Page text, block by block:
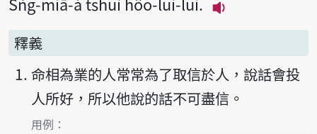
釋義
命相為業的人常常為了取信於人，說話會投
人所好，所以他說的話不可盡信。
第1項釋義的
用例：